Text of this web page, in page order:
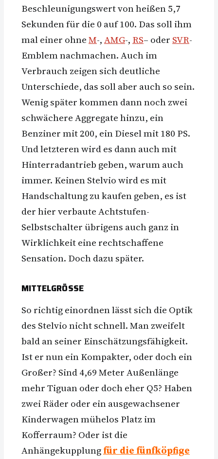
Beschleunigungswert von heißen 5,7
Sekunden für die 0 auf 100. Das soll ihm
mal einer ohneM-,AMG-, RS– oder SVR-
Emblem nachmachen. Auch im
Verbrauch zeigen sich deutliche
Unterschiede, das soll aber auch so sein.
Wenig später kommen dann noch zwei
schwächere Aggregate hinzu, ein
Benziner mit 200, ein Diesel mit 180 PS.
Und letzteren wird es dann auch mit
Hinterradantrieb geben, warum auch
immer. Keinen Stelvio wird es mit
Handschaltung zu kaufen geben, es ist
der hier verbaute Achtstufen-
Selbstschalter übrigens auch ganz in
Wirklichkeit eine rechtschaffene
Sensation. Doch dazu später.
MITTELGRÖSSE
So richtig einordnen lässt sich die Optik
des Stelvio nicht schnell. Man zweifelt
bald an seiner Einschätzungsfähigkeit.
Ist er nun ein Kompakter, oder doch ein
Großer? Sind 4,69 Meter Außenlänge
mehr Tiguan oder doch eher Q5? Haben
zwei Räder oder ein ausgewachsener
Kinderwagen mühelos Platz im
Kofferraum? Oder ist die
Anhängekupplungfür die fünfköpfige